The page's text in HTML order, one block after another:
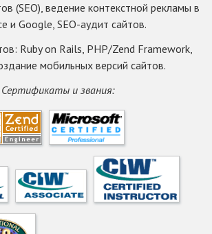
(SEO), ведение контекстной рекламы в
и Google, SEO-аудит сайтов.
Ruby on Rails, PHP/Zend Framework,
мобильных версий сайтов.
Сертификаты и звания: